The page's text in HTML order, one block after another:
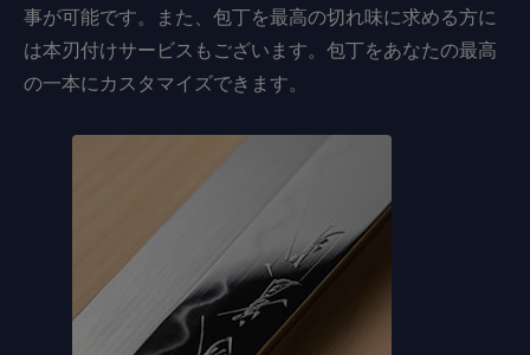
事が可能です。また、包丁を最高の切れ味に求める方に
は本刃付けサービスもございます。包丁をあなたの最高
の一本にカスタマイズできます。